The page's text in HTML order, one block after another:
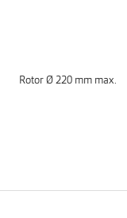
Rotor Ø 220 mm max.